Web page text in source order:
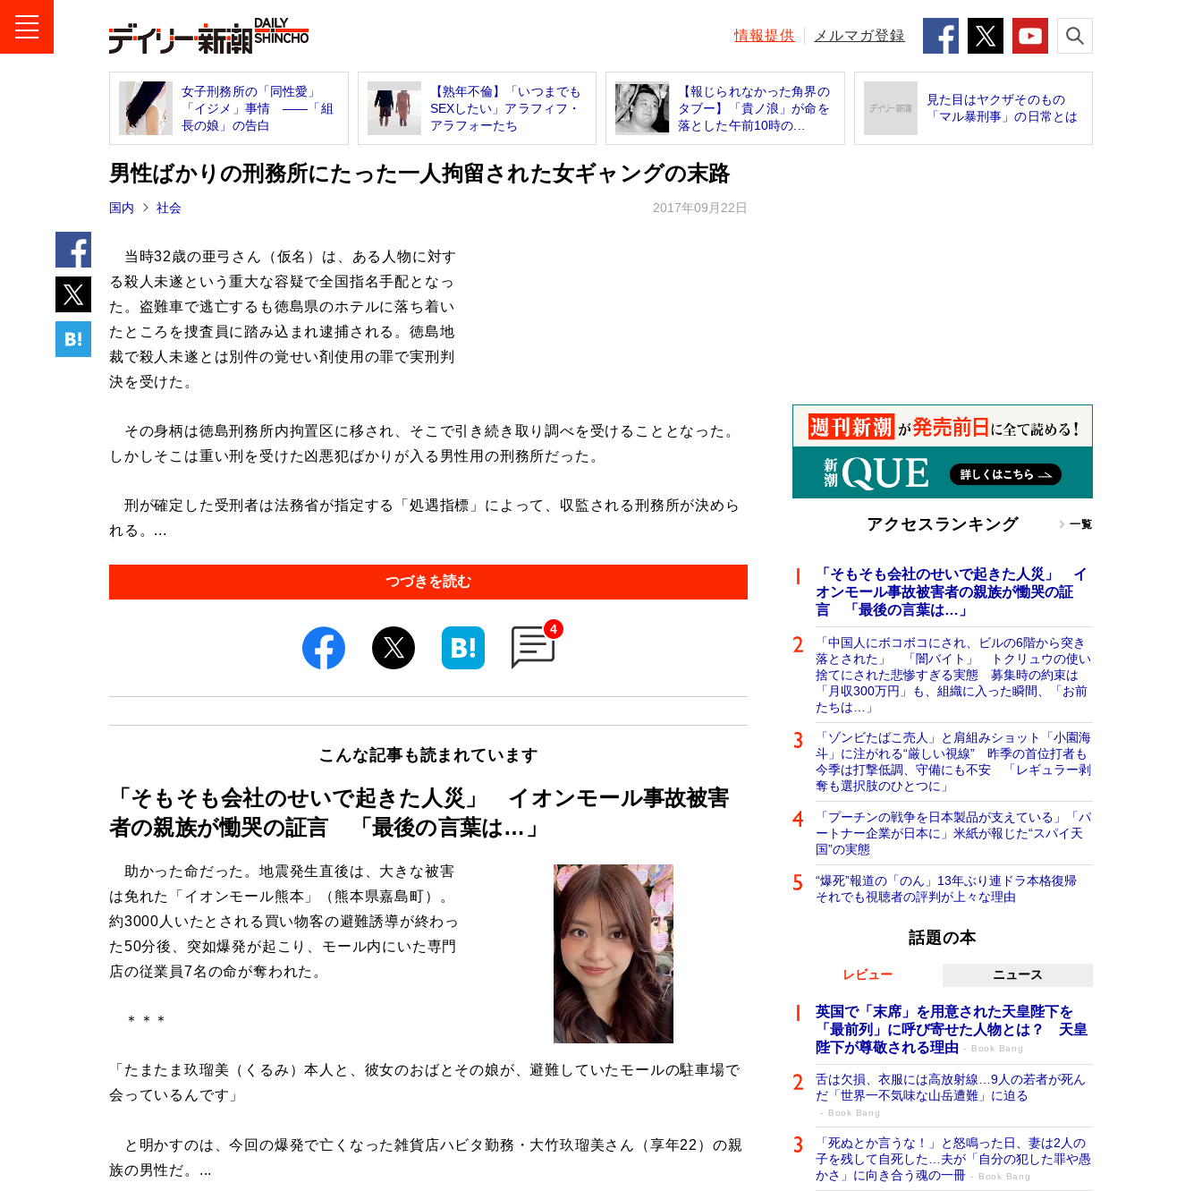
情報提供 メルマガ登録
女子刑務所の「同性愛」
「イジメ」事情 ――「組
長の娘」の告白
【熟年不倫】「いつまでも
SEXしたい」アラフィフ・
アラフォーたち
【報じられなかった角界の
タブー】「貴ノ浪」が命を
落とした午前10時の...
見た目はヤクザそのもの
「マル暴刑事」の日常とは
男性ばかりの刑務所にたった一人拘留された女ギャングの末路
国内 社会 2017年09月22日
当時32歳の亜弓さん（仮名）は、ある人物に対す
る殺人未遂という重大な容疑で全国指名手配となっ
た。盗難車で逃亡するも徳島県のホテルに落ち着い
たところを捜査員に踏み込まれ逮捕される。徳島地
裁で殺人未遂とは別件の覚せい剤使用の罪で実刑判
決を受けた。
その身柄は徳島刑務所内拘置区に移され、そこで引き続き取り調べを受けることとなった。
しかしそこは重い刑を受けた凶悪犯ばかりが入る男性用の刑務所だった。
刑が確定した受刑者は法務省が指定する「処遇指標」によって、収監される刑務所が決めら
れる。...
つづきを読む
4
こんな記事も読まれています
「そもそも会社のせいで起きた人災」 イオンモール事故被害
者の親族が慟哭の証言 「最後の言葉は…」
助かった命だった。地震発生直後は、大きな被害
は免れた「イオンモール熊本」（熊本県嘉島町）。
約3000人いたとされる買い物客の避難誘導が終わっ
た50分後、突如爆発が起こり、モール内にいた専門
店の従業員7名の命が奪われた。
＊＊＊
「たまたま玖瑠美（くるみ）本人と、彼女のおばとその娘が、避難していたモールの駐車場で
会っているんです」
と明かすのは、今回の爆発で亡くなった雑貨店ハビタ勤務・大竹玖瑠美さん（享年22）の親
族の男性だ。...
アクセスランキング 一覧
「そもそも会社のせいで起きた人災」 イ
オンモール事故被害者の親族が慟哭の証
言 「最後の言葉は…」
「中国人にボコボコにされ、ビルの6階から突き
落とされた」 「闇バイト」 トクリュウの使い
捨てにされた悲惨すぎる実態 募集時の約束は
「月収300万円」も、組織に入った瞬間、「お前
たちは…」
「ゾンビたばこ売人」と肩組みショット「小園海
斗」に注がれる“厳しい視線” 昨季の首位打者も
今季は打撃低調、守備にも不安 「レギュラー剥
奪も選択肢のひとつに」
「プーチンの戦争を日本製品が支えている」「パ
ートナー企業が日本に」米紙が報じた“スパイ天
国”の実態
“爆死”報道の「のん」13年ぶり連ドラ本格復帰
それでも視聴者の評判が上々な理由
話題の本
レビュー ニュース
英国で「末席」を用意された天皇陛下を
「最前列」に呼び寄せた人物とは？ 天皇
陛下が尊敬される理由
Book Bang
舌は欠損、衣服には高放射線…9人の若者が死ん
だ「世界一不気味な山岳遭難」に迫る
Book Bang
「死ぬとか言うな！」と怒鳴った日、妻は2人の
子を残して自死した…夫が「自分の犯した罪や愚
かさ」に向き合う魂の一冊
Book Bang